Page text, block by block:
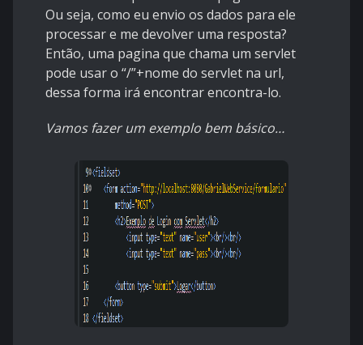
Ou seja, como eu envio os dados para ele
processar e me devolver uma resposta?
Então, uma pagina que chama um servlet
pode usar o “/”+nome do servlet na url,
dessa forma irá encontrar encontra-lo.
Vamos fazer um exemplo bem básico…